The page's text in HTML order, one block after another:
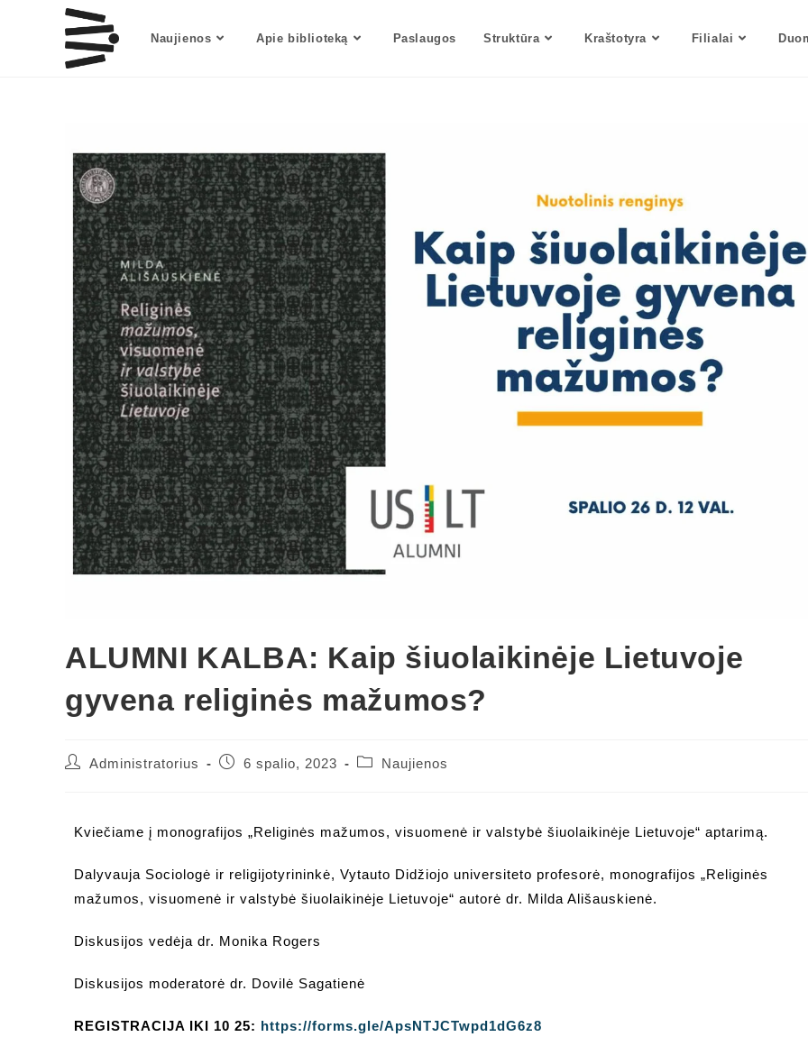
Naujienos Apie biblioteką Paslaugos Struktūra Kraštotyra Filialai
ALUMNI KALBA: Kaip šiuolaikinėje Lietuvoje
gyvena religinės mažumos?
Administratorius 6 spalio, 2023 Naujienos
Kviečiame į monografijos „Religinės mažumos, visuomenė ir valstybė šiuolaikinėje Lietuvoje“ aptarimą.
Dalyvauja Sociologė ir religijotyrininkė, Vytauto Didžiojo universiteto profesorė, monografijos „Religinės
mažumos, visuomenė ir valstybė šiuolaikinėje Lietuvoje“ autorė dr. Milda Ališauskienė.
Diskusijos vedėja dr. Monika Rogers
Diskusijos moderatorė dr. Dovilė Sagatienė
REGISTRACIJA IKI 10 25: https://forms.gle/ApsNTJCTwpd1dG6z8